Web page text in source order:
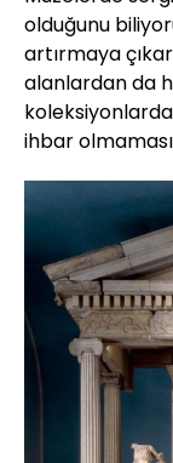
olduğunu
artırmaya
alanlardan da
ihbar